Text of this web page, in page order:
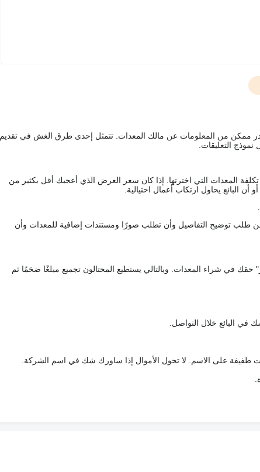
ممكن من المعلومات عن مالك المعدات. تتمثل إحدى طرق الغش في تقديم
التعليقات.
المعدات التي اخترتها. إذا كان سعر العرض الذي أعجبك أقل بكثير من
يحاول ارتكاب أعمال احتيالية.
طلب توضيح التفاصيل وأن تطلب صورًا ومستندات إضافية للمعدات وأن
حقك في شراء المعدات. وبالتالي يستطيع المحتالون تجميع مبلغًا ضخمًا ثم
في البائع خلال التواصل.
طفيفة على الاسم. لا تحول الأموال إذا ساورك شك في اسم الشركة.